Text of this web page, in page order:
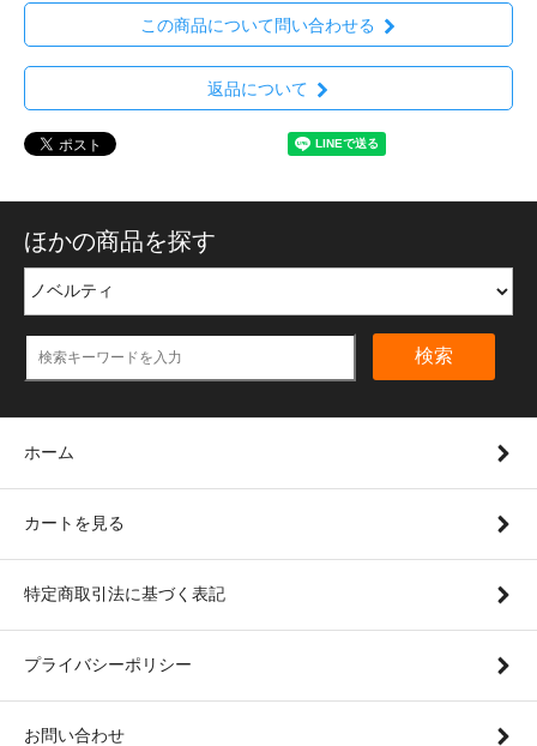
この商品について問い合わせる
返品について
ほかの商品を探す
検索
ホーム
カートを見る
特定商取引法に基づく表記
プライバシーポリシー
お問い合わせ